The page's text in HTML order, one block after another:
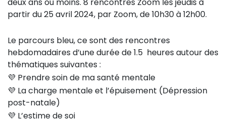
partir du 25 avril 2024, par Zoom, de 10h30 à 12h00.
Le parcours bleu, ce sont des rencontres
hebdomadaires d’une durée de 1.5 heures autour des
thématiques suivantes :
💜 Prendre soin de ma santé mentale
💜 La charge mentale et l’épuisement (Dépression
post-natale)
💜 L’estime de soi